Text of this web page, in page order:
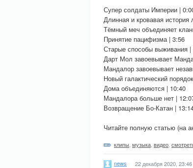
Супер солдаты Империи |
Длинная и кровавая история
Тёмный меч объединяет
Принятие пацифизма | 3:56
Старые способы выживания |
Дарт Мол завоевывает
Мандалор завоевывает
Новый галактический
Дома объединяются | 10:40
Мандалора больше нет |
Возвращение Бо-Катан |
Читайте полную статью (на
клипы музыка видео
news 22 декабря 2020, 23:46